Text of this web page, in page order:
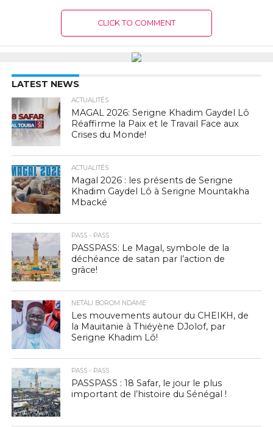
CLICK TO COMMENT
LATEST NEWS
ACTUALITÉS
MAGAL 2026: Serigne Khadim Gaydel Lô
Réaffirme la Paix et le Travail Face aux
Crises du Monde!
ACTUALITÉS
Magal 2026 : les présents de Serigne
Khadim Gaydel Lô à Serigne Mountakha
Mbacké
PASS - PASS
PASSPASS: Le Magal, symbole de la
déchéance de satan par l’action de
grâce!
NETALI BOROM NDAME
Les mouvements autour du CHEIKH, de
la Mauitanie à Thiéyène DJolof, par
Serigne Khadim Lô!
PASS - PASS
PASSPASS : 18 Safar, le jour le plus
important de l’histoire du Sénégal !